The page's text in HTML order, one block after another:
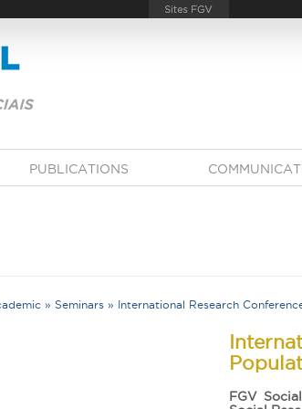
PUBLICATIONS
» Seminars » International Research
FGV